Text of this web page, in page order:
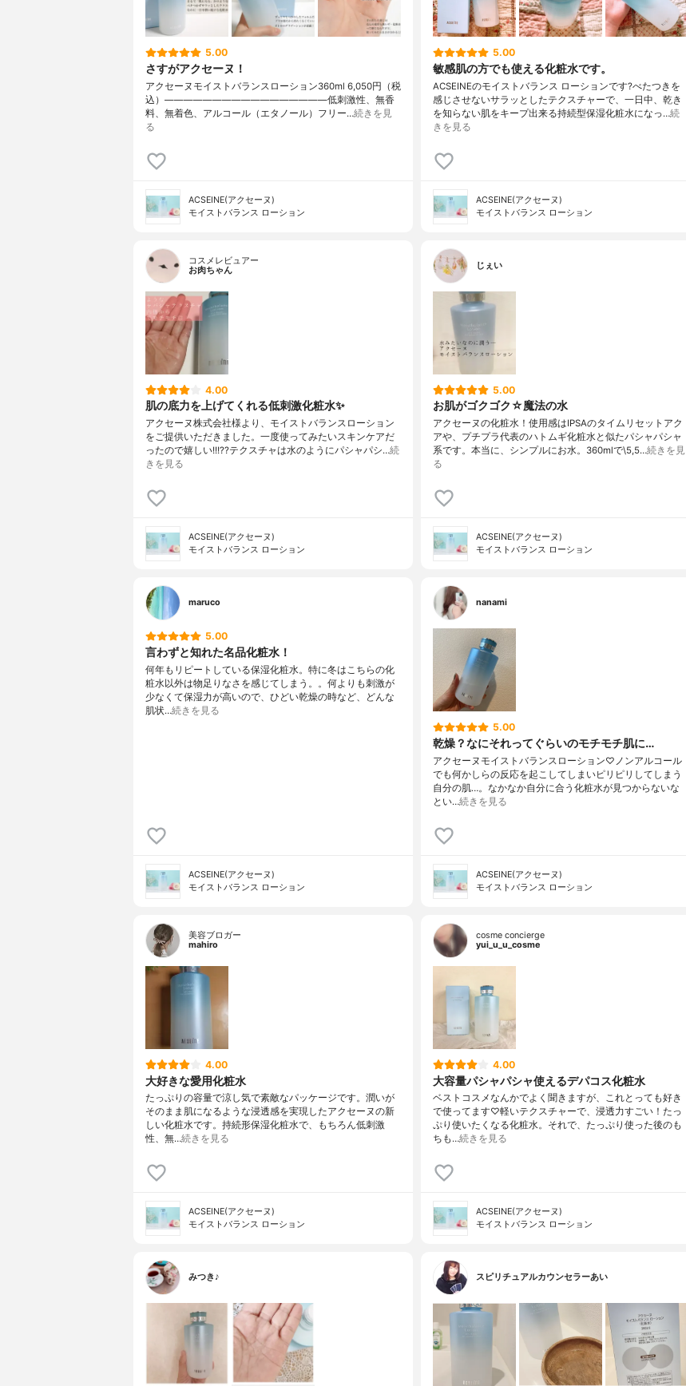
5.00
さすがアクセーヌ！
アクセーヌモイストバランスローション360ml 6,050円（税
込）—————————————————低刺激性、無香
料、無着色、アルコール（エタノール）フリー…続きを見
る
ACSEINE(アクセーヌ)
モイストバランス ローション
5.00
敏感肌の方でも使える化粧水です。
ACSEINEのモイストバランス ローションです?べたつきを
感じさせないサラッとしたテクスチャーで、一日中、乾き
を知らない肌をキープ出来る持続型保湿化粧水になっ…続
きを見る
ACSEINE(アクセーヌ)
モイストバランス ローション
コスメレビュアー
お肉ちゃん
4.00
肌の底力を上げてくれる低刺激化粧水✨
アクセーヌ株式会社様より、モイストバランスローション
をご提供いただきました。一度使ってみたいスキンケアだ
ったので嬉しい!!!??テクスチャは水のようにパシャパシ…続
きを見る
ACSEINE(アクセーヌ)
モイストバランス ローション
じぇい
5.00
お肌がゴクゴク☆魔法の水
アクセーヌの化粧水！使用感はIPSAのタイムリセットアク
アや、プチプラ代表のハトムギ化粧水と似たパシャパシャ
系です。本当に、シンプルにお水。360mlで\5,5…続きを見
る
ACSEINE(アクセーヌ)
モイストバランス ローション
maruco
5.00
言わずと知れた名品化粧水！
何年もリピートしている保湿化粧水。特に冬はこちらの化
粧水以外は物足りなさを感じてしまう。。何よりも刺激が
少なくて保湿力が高いので、ひどい乾燥の時など、どんな
肌状…続きを見る
ACSEINE(アクセーヌ)
モイストバランス ローション
nanami
5.00
乾燥？なにそれってぐらいのモチモチ肌に…
アクセーヌモイストバランスローション♡ノンアルコール
でも何かしらの反応を起こしてしまいピリピリしてしまう
自分の肌…。なかなか自分に合う化粧水が見つからないな
とい…続きを見る
ACSEINE(アクセーヌ)
モイストバランス ローション
美容ブロガー
mahiro
4.00
大好きな愛用化粧水
たっぷりの容量で涼し気で素敵なパッケージです。潤いが
そのまま肌になるような浸透感を実現したアクセーヌの新
しい化粧水です。持続形保湿化粧水で、もちろん低刺激
性、無…続きを見る
ACSEINE(アクセーヌ)
モイストバランス ローション
cosme concierge
yui_u_u_cosme
4.00
大容量パシャパシャ使えるデパコス化粧水
ベストコスメなんかでよく聞きますが、これとっても好き
で使ってます♡軽いテクスチャーで、浸透力すごい！たっ
ぷり使いたくなる化粧水。それで、たっぷり使った後のも
ちも…続きを見る
ACSEINE(アクセーヌ)
モイストバランス ローション
みつき♪ スピリチュアルカウンセラーあい